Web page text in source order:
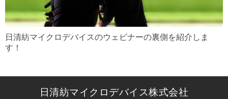
日清紡マイクロデバイスのウェビナーの裏側を紹介しま
す！
日清紡マイクロデバイス株式会社